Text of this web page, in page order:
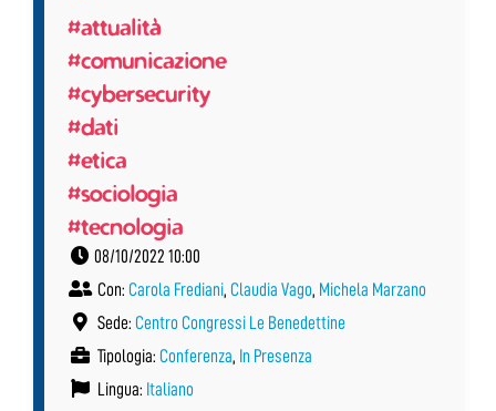
#attualità
#comunicazione
#cybersecurity
#dati
#etica
#sociologia
#tecnologia
08/10/2022 10:00
Con: Carola Frediani, Claudia Vago, Michela Marzano
Sede: Centro Congressi Le Benedettine
Tipologia: Conferenza, In Presenza
Lingua: Italiano